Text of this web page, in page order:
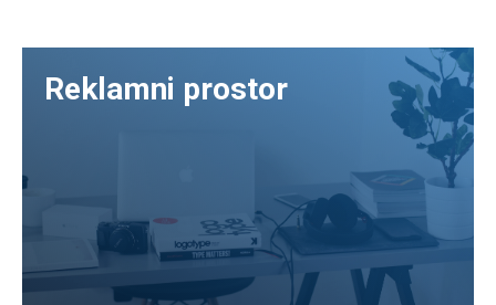
Reklamni prostor